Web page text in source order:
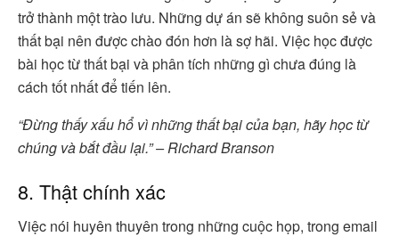
trở thành một trào lưu. Những dự án sẽ không suôn sẻ và
thất bại nên được chào đón hơn là sợ hãi. Việc học được
bài học từ thất bại và phân tích những gì chưa đúng là
cách tốt nhất để tiến lên.
“Đừng thấy xấu hổ vì những thất bại của bạn, hãy học từ
chúng và bắt đầu lại.” – Richard Branson
8. Thật chính xác
Việc nói huyên thuyên trong những cuộc họp, trong email